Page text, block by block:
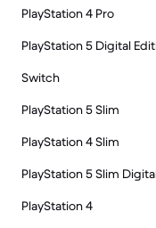
PlayStation 4 Pro
PlayStation 5 Digital
Switch
PlayStation 5 Slim
PlayStation 4 Slim
PlayStation 5 Slim
PlayStation 4